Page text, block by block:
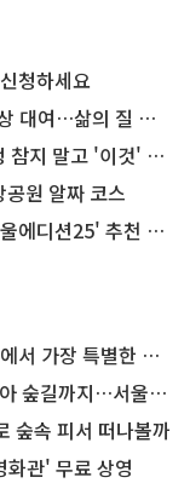
청하세요
…삶의 질 높인다
고 '이것' 해보세요!
원 알짜 코스
션25' 추천 코스
별한 편의점의 정체
…서울둘레길 15코스
숲속 피서 떠나볼까
관' 무료 상영